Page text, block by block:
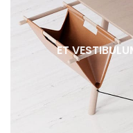
ET